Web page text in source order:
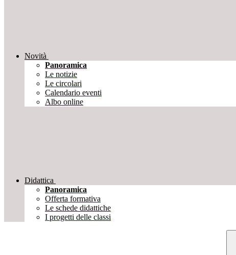
Novità
Panoramica
Le notizie
Le circolari
Calendario eventi
Albo online
Didattica
Panoramica
Offerta formativa
Le schede didattiche
I progetti delle classi